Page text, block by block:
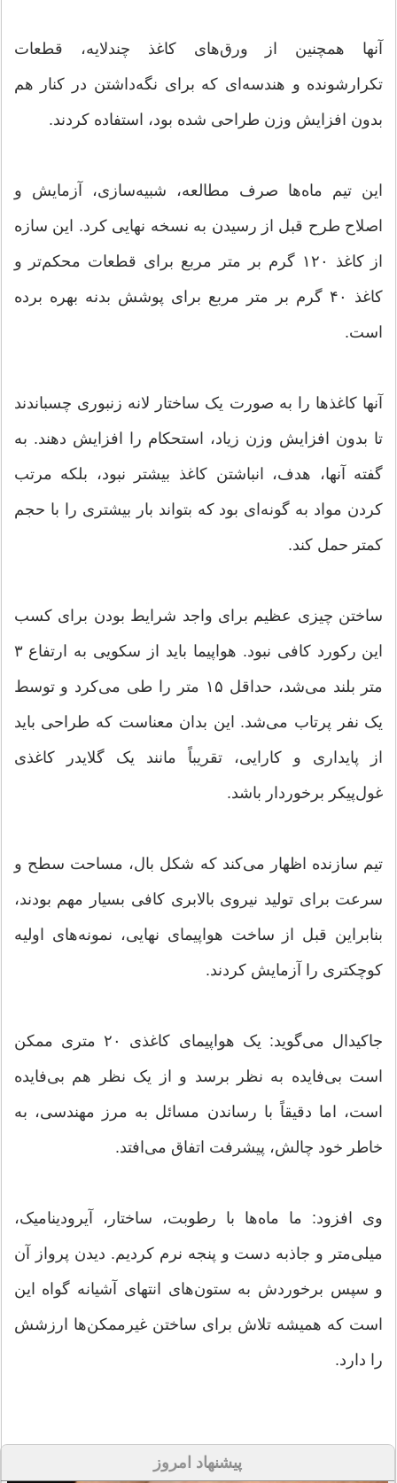
آنها همچنین از ورق‌های کاغذ چندلایه، قطعات
تکرارشونده و هندسه‌ای که برای نگه‌داشتن در کنار هم
بدون افزایش وزن طراحی شده بود، استفاده کردند.
این تیم ماه‌ها صرف مطالعه، شبیه‌سازی، آزمایش و
اصلاح طرح قبل از رسیدن به نسخه نهایی کرد. این سازه
از کاغذ ۱۲۰ گرم بر متر مربع برای قطعات محکم‌تر و
کاغذ ۴۰ گرم بر متر مربع برای پوشش بدنه بهره برده
است.
آنها کاغذها را به صورت یک ساختار لانه زنبوری چسباندند
تا بدون افزایش وزن زیاد، استحکام را افزایش دهند. به
گفته آنها، هدف، انباشتن کاغذ بیشتر نبود، بلکه مرتب
کردن مواد به گونه‌ای بود که بتواند بار بیشتری را با حجم
کمتر حمل کند.
ساختن چیزی عظیم برای واجد شرایط بودن برای کسب
این رکورد کافی نبود. هواپیما باید از سکویی به ارتفاع ۳
متر بلند می‌شد، حداقل ۱۵ متر را طی می‌کرد و توسط
یک نفر پرتاب می‌شد. این بدان معناست که طراحی باید
از پایداری و کارایی، تقریباً مانند یک گلایدر کاغذی
غول‌پیکر برخوردار باشد.
تیم سازنده اظهار می‌کند که شکل بال، مساحت سطح و
سرعت برای تولید نیروی بالابری کافی بسیار مهم بودند،
بنابراین قبل از ساخت هواپیمای نهایی، نمونه‌های اولیه
کوچکتری را آزمایش کردند.
جاکیدال می‌گوید: یک هواپیمای کاغذی ۲۰ متری ممکن
است بی‌فایده به نظر برسد و از یک نظر هم بی‌فایده
است، اما دقیقاً با رساندن مسائل به مرز مهندسی، به
خاطر خود چالش، پیشرفت اتفاق می‌افتد.
وی افزود: ما ماه‌ها با رطوبت، ساختار، آیرودینامیک،
میلی‌متر و جاذبه دست و پنجه نرم کردیم. دیدن پرواز آن
و سپس برخوردش به ستون‌های انتهای آشیانه گواه این
است که همیشه تلاش برای ساختن غیرممکن‌ها ارزشش
را دارد.
پیشنهاد امروز